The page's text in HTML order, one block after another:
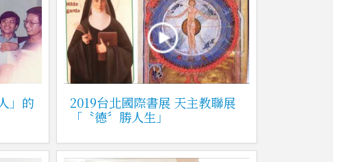
」的
2019台北國際書展 天主教聯展
「〝德〞勝人生」